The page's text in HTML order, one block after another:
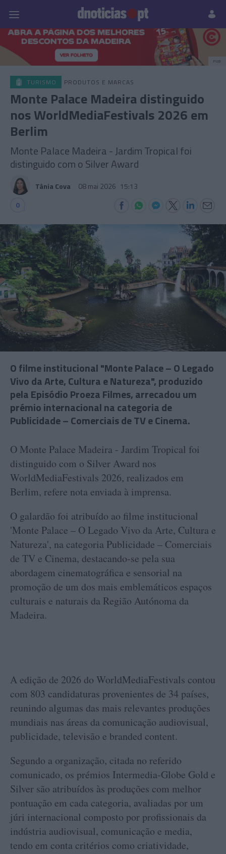
Prazeres Paisagens
PUB
TURISMO PRODUTOS E MARCAS
Monte Palace Madeira distinguido
nos WorldMediaFestivals 2026 em
Berlim
Monte Palace Madeira - Jardim Tropical foi
distinguido com o Silver Award
Tânia Cova 08 mai 2026 15:13
0
O filme institucional "Monte Palace – O Legado
Vivo da Arte, Cultura e Natureza", produzido
pela Episódio Proeza Filmes, arrecadou um
prémio internacional na categoria de
Publicidade – Comerciais de TV e Cinema.
O Monte Palace Madeira - Jardim Tropical foi
distinguido com o Silver Award nos
WorldMediaFestivals 2026, realizados em
Berlim, refere nota enviada à imprensa.
O galardão foi atribuído ao filme institucional
'Monte Palace – O Legado Vivo da Arte, Cultura e
Natureza', na categoria Publicidade – Comerciais
de TV e Cinema, destacando-se pela sua
abordagem cinematográfica e sensorial na
promoção de um dos mais emblemáticos espaços
culturais e naturais da Região Autónoma da
Madeira.
A edição de 2026 do WorldMediaFestivals contou
com 803 candidaturas provenientes de 34 países,
reunindo algumas das mais relevantes produções
mundiais nas áreas da comunicação audiovisual,
publicidade, televisão e branded content.
Segundo a organização, citada no referido
comunicado, os prémios Intermedia-Globe Gold e
Silver são atribuídos às produções com melhor
pontuação em cada categoria, avaliadas por um
júri internacional composto por profissionais da
indústria audiovisual, comunicação e media,
tendo em conta critérios como criatividade,